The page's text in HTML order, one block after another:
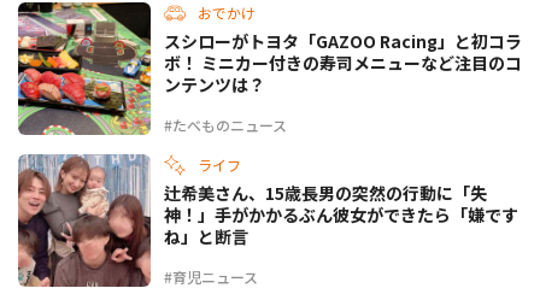
おでかけ
#たべものニュース
スシローがトヨタ「GAZOO Racing」と初コラ
ボ！ ミニカー付きの寿司メニューなど注目のコ
ンテンツは？
ライフ
#育児ニュース
辻希美さん、15歳長男の突然の行動に「失
神！」手がかかるぶん彼女ができたら「嫌です
ね」と断言